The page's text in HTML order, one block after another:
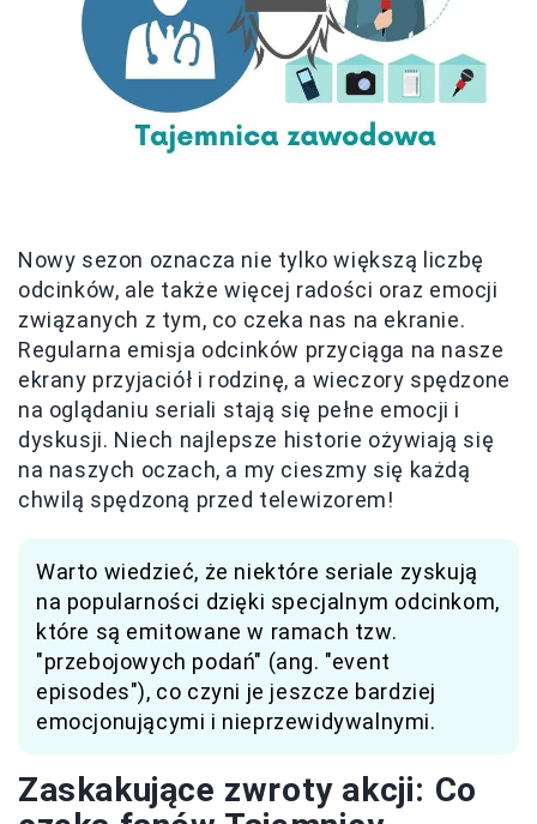
Nowy sezon oznacza nie tylko większą liczbę
odcinków, ale także więcej radości oraz emocji
związanych z tym, co czeka nas na ekranie.
Regularna emisja odcinków przyciąga na nasze
ekrany przyjaciół i rodzinę, a wieczory spędzone
na oglądaniu seriali stają się pełne emocji i
dyskusji. Niech najlepsze historie ożywiają się
na naszych oczach, a my cieszmy się każdą
chwilą spędzoną przed telewizorem!
Warto wiedzieć, że niektóre seriale zyskują
na popularności dzięki specjalnym odcinkom,
które są emitowane w ramach tzw.
"przebojowych podań" (ang. "event
episodes"), co czyni je jeszcze bardziej
emocjonującymi i nieprzewidywalnymi.
Zaskakujące zwroty akcji: Co